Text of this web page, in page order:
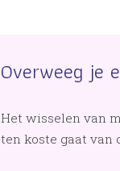
Overweeg je
Het wisselen van
ten koste gaat van